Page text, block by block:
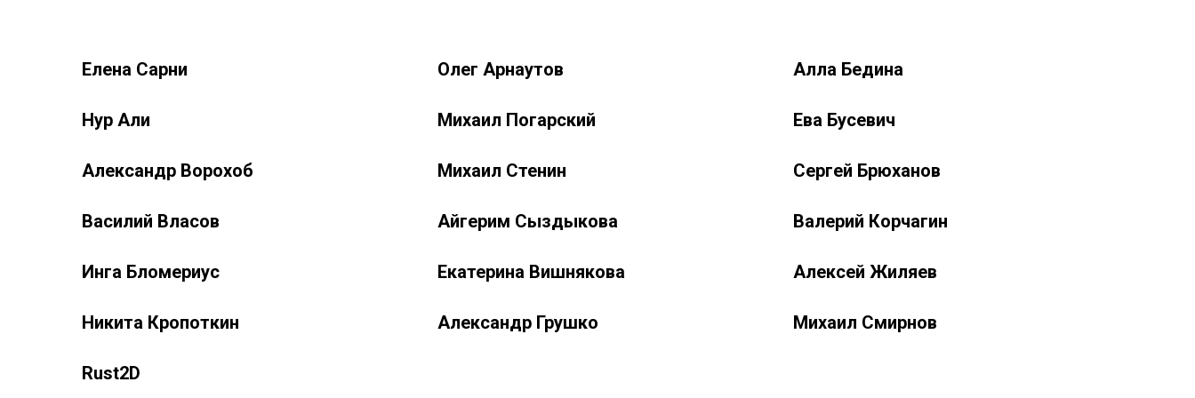
Елена Сарни Олег Арнаутов Алла Бедина
Нур Али Михаил Погарский Ева Бусевич
Александр Ворохоб Михаил Стенин Сергей Брюханов
Василий Власов Айгерим Сыздыкова Валерий Корчагин
Инга Бломериус Екатерина Вишнякова Алексей Жиляев
Никита Кропоткин Александр Грушко Михаил Смирнов
Rust2D